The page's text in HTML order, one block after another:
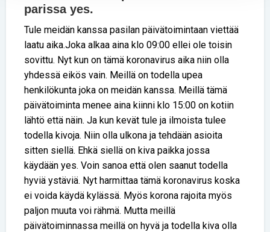
parissa yes.
Tule meidän kanssa pasilan päivätoimintaan viettää
laatu aika.Joka alkaa aina klo 09:00 ellei ole toisin
sovittu. Nyt kun on tämä koronavirus aika niin olla
yhdessä eikös vain. Meillä on todella upea
henkilökunta joka on meidän kanssa. Meillä tämä
päivätoiminta menee aina kiinni klo 15:00 on kotiin
lähtö että näin. Ja kun kevät tule ja ilmoista tulee
todella kivoja. Niin olla ulkona ja tehdään asioita
sitten siellä. Ehkä siellä on kiva paikka jossa
käydään yes. Voin sanoa että olen saanut todella
hyviä ystäviä. Nyt harmittaa tämä koronavirus koska
ei voida käydä kylässä. Myös korona rajoita myös
paljon muuta voi rähmä. Mutta meillä
päivätoiminnassa meillä on hyvä ja todella kiva olla